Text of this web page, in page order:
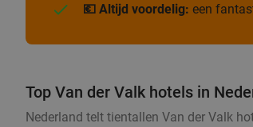
💶 Altijd voordelig: een
Top Van der Valk hotels in
Nederland telt tientallen Van der Valk